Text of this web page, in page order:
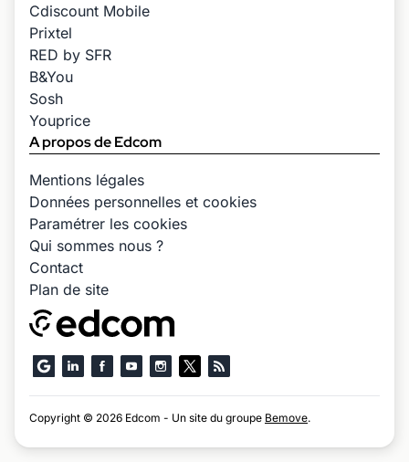
Cdiscount Mobile
Prixtel
RED by SFR
B&You
Sosh
Youprice
A propos de Edcom
Mentions légales
Données personnelles et cookies
Paramétrer les cookies
Qui sommes nous ?
Contact
Plan de site
Copyright © 2026 Edcom - Un site du groupe Bemove.